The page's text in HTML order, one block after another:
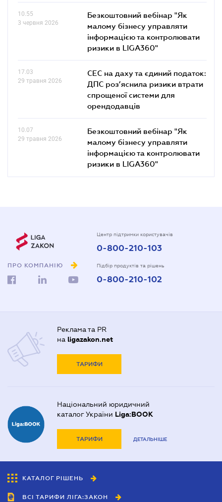
10.55
3 червня 2026
Безкоштовний вебінар "Як
малому бізнесу управляти
інформацією та контролювати
ризики в LIGA360"
17.03
29 травня 2026
СЕС на даху та єдиний податок:
ДПС роз’яснила ризики втрати
спрощеної системи для
орендодавців
10.07
29 травня 2026
Безкоштовний вебінар "Як
малому бізнесу управляти
інформацією та контролювати
ризики в LIGA360"
ПРО КОМПАНІЮ
Центр підтримки користувачів
0-800-210-103
Підбір продуктів та рішень
0-800-210-102
Реклама та PR
на ligazakon.net
ТАРИФИ
Національний юридичний
каталог України Liga:BOOK
ТАРИФИ ДЕТАЛЬНІШЕ
КАТАЛОГ РІШЕНЬ
ВСІ ТАРИФИ ЛІГА:ЗАКОН